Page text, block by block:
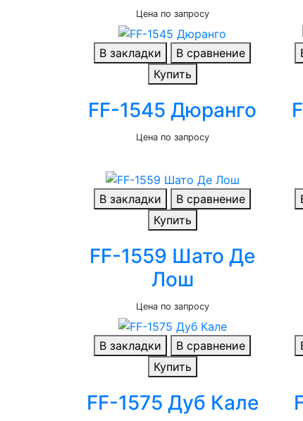
Цена по запросу
В закладки
В сравнение
Купить
FF-1545 Дюранго
Цена по запросу
В закладки
В сравнение
Купить
FF-1559 Шато Де
Лош
Цена по запросу
В закладки
В сравнение
Купить
FF-1575 Дуб Кале